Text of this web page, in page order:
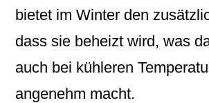
bietet im Winter den
dass sie beheizt wird, was
auch bei kühleren
angenehm macht.